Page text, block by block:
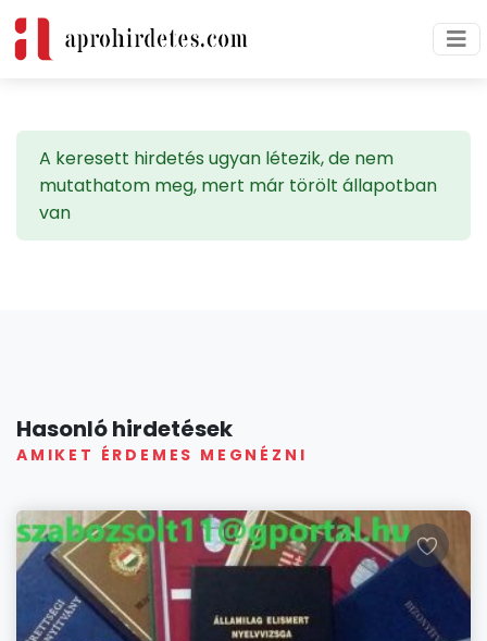
A keresett hirdetés ugyan létezik, de nem
mutathatom meg, mert már törölt állapotban
van
Hasonló hirdetések
AMIKET ÉRDEMES MEGNÉZNI